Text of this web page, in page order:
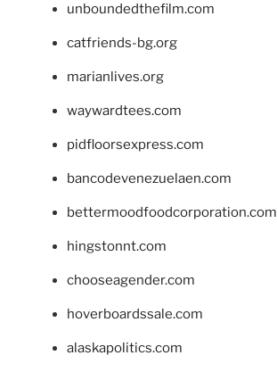
unboundedthefilm.com
catfriends-bg.org
marianlives.org
waywardtees.com
pidfloorsexpress.com
bancodevenezuelaen.com
bettermoodfoodcorporation.com
hingstonnt.com
chooseagender.com
hoverboardssale.com
alaskapolitics.com